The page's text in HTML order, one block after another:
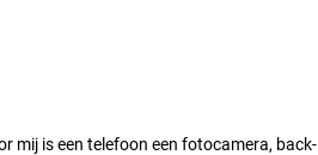
mij is een telefoon een fotocamera, back-